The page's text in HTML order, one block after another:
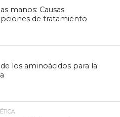
manos: Causas
de tratamiento
los aminoácidos para la